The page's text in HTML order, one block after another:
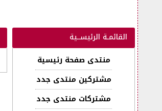
القائمـة الرئيســية
منتدى صفحة رئيسية
مشتركين منتدى جدد
مشتركات منتدى جدد